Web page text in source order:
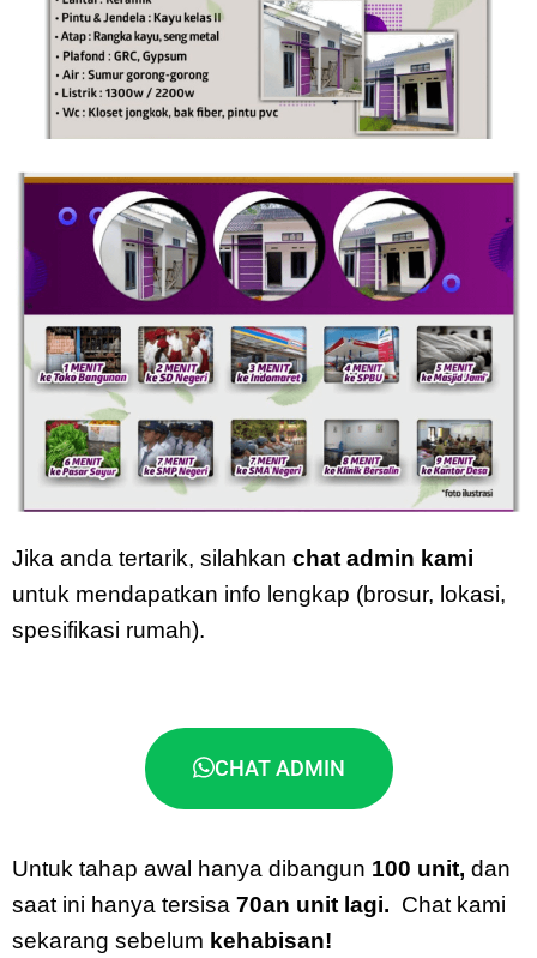
Jika anda tertarik, silahkan chat admin kami
untuk mendapatkan info lengkap (brosur, lokasi,
spesifikasi rumah).
CHAT ADMIN
Untuk tahap awal hanya dibangun 100 unit, dan
saat ini hanya tersisa 70an unit lagi. Chat kami
sekarang sebelum kehabisan!